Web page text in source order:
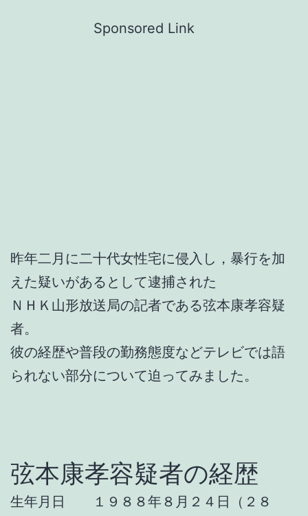
Sponsored Link
昨年二月に二十代女性宅に侵入し，暴行を加
えた疑いがあるとして逮捕された
ＮＨＫ山形放送局の記者である弦本康孝容疑
者。
彼の経歴や普段の勤務態度などテレビでは語
られない部分について迫ってみました。
弦本康孝容疑者の経歴
生年月日 １９８８年８月２４日（２８